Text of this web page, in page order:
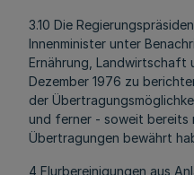
3.10 Die
Innenminister unter
Ernährung, Landwirtschaft
Dezember 1976 zu
der
und ferner - soweit bereits
Übertragungen bewährt
4 Flurbereinigungen aus